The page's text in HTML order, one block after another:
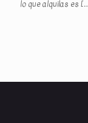
lo que alquilas es